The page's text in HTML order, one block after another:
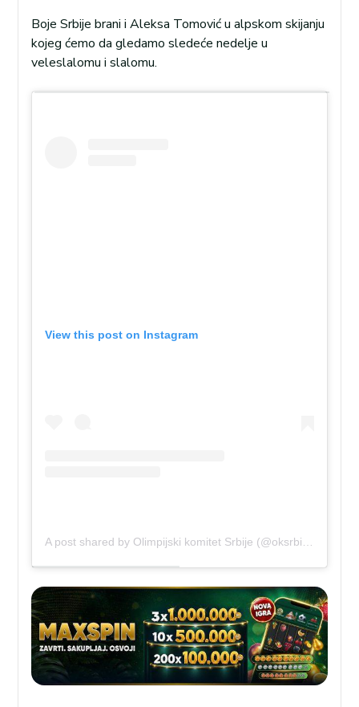
Boje Srbije brani i Aleksa Tomović u alpskom skijanju
kojeg ćemo da gledamo sledeće nedelje u
veleslalomu i slalomu.
View this post on Instagram